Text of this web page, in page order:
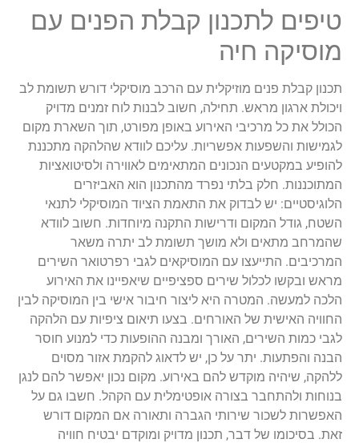
טיפים לתכנון קבלת הפנים עם
מוסיקה חיה
תכנון קבלת פנים מוזיקלית עם הרכב מוסיקלי דורש תשומת לב
ויכולת ארגון מראש. תחילה, חשוב לבנות לוח זמנים מדויק
הכולל את כל מרכיבי האירוע באופן מפורט, תוך השארת מקום
לגמישות והשפעות אפשריות. עליכם לוודא שהלהקה מתכננת
להופיע במקטעים הנכונים המתאימים לאווירה ולסיטואציות
המתוכננות. חלק בלתי נפרד מהתכנון הוא האביזרים
הלוגיסטיים: יש לבדוק את התאמת הציוד המוסיקלי לתנאי
השטח, גודל המקום ודרישות התקנה מיוחדות. חשוב לוודא
שהמרחב מתאים ולא מושך תשומת לב יתרה משאר
המרכיבים. התייעצו עם המוסיקאים לגבי רפרטואר השירים
מראש ובקשו לכלול שירים ספציפיים שיאפיינו את האירוע
הלכה למעשה. המטרה היא ליצור חיבור אישי בין המוסיקה לבין
החוויה האישית של האורחים. בצעו תיאום ציפיות עם הלהקה
לגבי כמות השירים, האורך ומבנה ההופעות כדי למנוע חוסר
הבנה והפתעות. יתר על כן, יש לדאוג להקמת אזור מסוים
ללהקה, שיהיה מוקדש להם באירוע. מקום נכון יאפשר להם לנגן
בנוחות ולהתחבר בצורה אופטימלית עם הקהל. חשבו גם על
האפשרות לשכור שירותי הגברה ותאורה אם המקום דורש
זאת. בסיכומו של דבר, תכנון מדויק ומוקדם יבטיח חוויה